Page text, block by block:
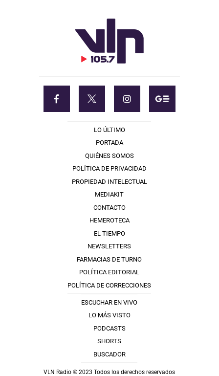
LO ÚLTIMO
PORTADA
QUIÉNES SOMOS
POLÍTICA DE PRIVACIDAD
PROPIEDAD INTELECTUAL
MEDIAKIT
CONTACTO
HEMEROTECA
EL TIEMPO
NEWSLETTERS
FARMACIAS DE TURNO
POLÍTICA EDITORIAL
POLÍTICA DE CORRECCIONES
ESCUCHAR EN VIVO
LO MÁS VISTO
PODCASTS
SHORTS
BUSCADOR
VLN Radio © 2023 Todos los derechos reservados